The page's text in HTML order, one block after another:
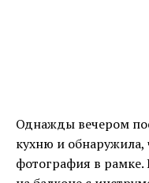
Однажды вечером
кухню и обнаружила,
фотография в